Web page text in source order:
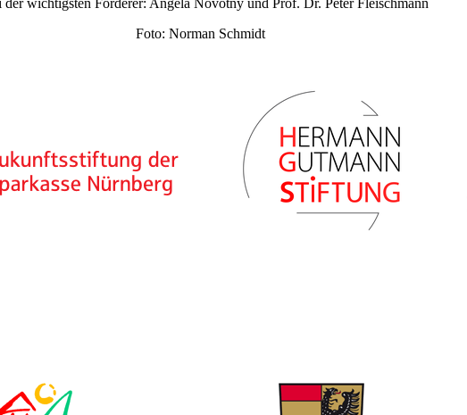
wichtigsten Förderer: Angela Novotny und Prof. Dr. Peter Fleischmann
Foto: Norman Schmidt